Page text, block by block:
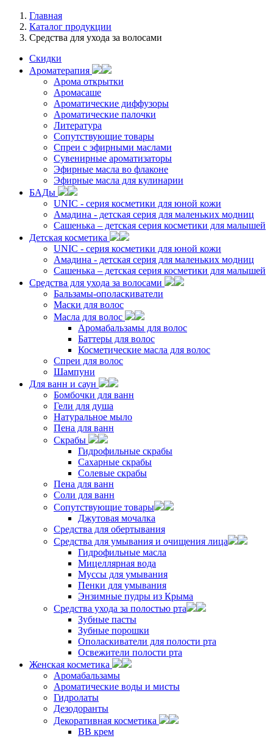
Главная
Каталог продукции
Средства для ухода за волосами
Скидки
Ароматерапия
Арома открытки
Аромасаше
Ароматические диффузоры
Ароматические палочки
Литература
Сопутствующие товары
Спреи с эфирными маслами
Сувенирные ароматизаторы
Эфирные масла во флаконе
Эфирные масла для кулинарии
БАДы
UNIC - серия косметики для юной кожи
Амадина - детская серия для маленьких модниц
Сашенька – детская серия косметики для малышей
Детская косметика
UNIC - серия косметики для юной кожи
Амадина - детская серия для маленьких модниц
Сашенька – детская серия косметики для малышей
Средства для ухода за волосами
Бальзамы-ополаскиватели
Маски для волос
Масла для волос
Аромабальзамы для волос
Баттеры для волос
Косметические масла для волос
Спреи для волос
Шампуни
Для ванн и саун
Бомбочки для ванн
Гели для душа
Натуральное мыло
Пена для ванн
Скрабы
Гидрофильные скрабы
Сахарные скрабы
Солевые скрабы
Пена для ванн
Соли для ванн
Сопутствующие товары
Джутовая мочалка
Средства для обертывания
Средства для умывания и очищения лица
Гидрофильные масла
Мицеллярная вода
Муссы для умывания
Пенки для умывания
Энзимные пудры из Крыма
Средства ухода за полостью рта
Зубные пасты
Зубные порошки
Ополаскиватели для полости рта
Освежители полости рта
Женская косметика
Аромабальзамы
Ароматические воды и мисты
Гидролаты
Дезодоранты
Декоративная косметика
ВВ крем